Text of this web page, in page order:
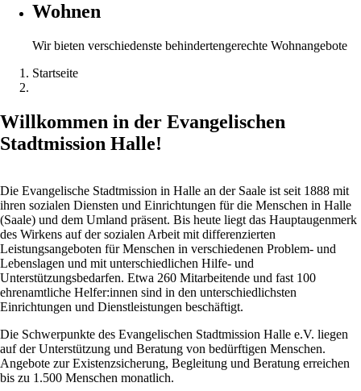
Wohnen
Wir bieten verschiedenste behindertengerechte Wohnangebote
Pfadnavigation
Startseite
Willkommen in der Evangelischen
Stadtmission Halle!
Die Evangelische Stadtmission in Halle an der Saale ist seit 1888 mit
ihren sozialen Diensten und Einrichtungen für die Menschen in Halle
(Saale) und dem Umland präsent. Bis heute liegt das Hauptaugenmerk
des Wirkens auf der sozialen Arbeit mit differenzierten
Leistungsangeboten für Menschen in verschiedenen Problem- und
Lebenslagen und mit unterschiedlichen Hilfe- und
Unterstützungsbedarfen. Etwa 260 Mitarbeitende und fast 100
ehrenamtliche Helfer:innen sind in den unterschiedlichsten
Einrichtungen und Dienstleistungen beschäftigt.
Die Schwerpunkte des Evangelischen Stadtmission Halle e.V. liegen
auf der Unterstützung und Beratung von bedürftigen Menschen.
Angebote zur Existenzsicherung, Begleitung und Beratung erreichen
bis zu 1.500 Menschen monatlich.